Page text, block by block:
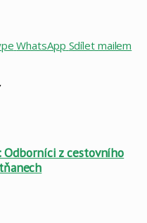
WhatsApp Sdílet mailem
Odborníci z cestovního